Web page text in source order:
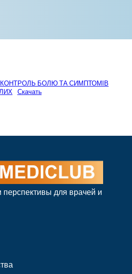
БОЛЮ ТА СИМПТОМІВ
Скачать
для врачей и